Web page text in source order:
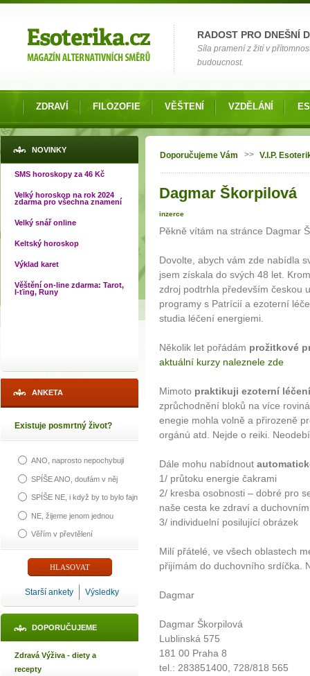
RADOST PRO DNEŠNÍ
Síla pramení z žití v
budoucnost.
ZDRAVÍ FILOZOFIE VĚŠTENÍ VZDĚLÁNÍ
NOVINKY
SMS horoskopy za 46 Kč
Velký horoskop na rok 2024
zdarma pro všechna znamení
Velký snář online
Keltský horoskop
Výklad karet
Věštění on-line zdarma: Tarot,
I-ťing, Runy
ANKETA
Existuje posmrtný život?
ANO, naprosto nepochybuji
SPÍŠE ANO, doufám v něj
SPÍŠE NE, i když by to bylo fajn
NE, žijeme jenom jednou
Věřím v převtělení
Starší ankety Výsledky
DOPORUČUJEME
Zdravá Výživa - diety a
recepty
Jste zde
Doporučujeme Vám >> V.I.P.
Dagmar Škorpilová
inzerce
Pěkně vítám na stránce Dagmar
Dovolte, abych vám zde nabídla
jsem získala do svých 48 let.
zdroj podtrhla především českou
programy s Patrícií a ezoterní
studia léčení energiemi.
Několik let pořádám prožitkové
aktuální kurzy naleznele zde
Mimoto praktikuji ezoterní
zprůchodnění bloků na více
enegie mohla volně a přirozeně
orgánú atd. Nejde o reiki.
Dále mohu nabídnout
1/ průtoku energie čakrami
2/ kresba osobnosti – dobré pro
naše cesta ke zdraví a
3/ individuelní posilující obrázek
Milí přátelé, ve všech oblastech
přijímám do duchovního srdíčka.
Dagmar
Dagmar Škorpilová
Lublinská 575
181 00 Praha 8
tel.: 283851400, 728/818 565